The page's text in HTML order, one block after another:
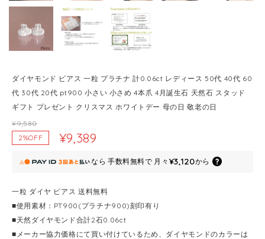
ダイヤモンド ピアス 一粒 プラチナ 計0.06ct レディース 50代 40代 60
代 30代 20代 pt900 小さい 小さめ 4本爪 4月誕生石 天然石 スタッド
ギフト プレゼント クリスマス ホワイトデー 母の日 敬老の日
¥9,580
2%OFF
¥9,389
なら 手数料無料で 月々 ¥3,120から
一粒 ダイヤ ピアス 送料無料
■使用素材：PT900(プラチナ900)刻印有り
■天然ダイヤモンド合計2石0.06ct
■メーカー協力価格にて買い付けているため、ダイヤモンドのカラーは